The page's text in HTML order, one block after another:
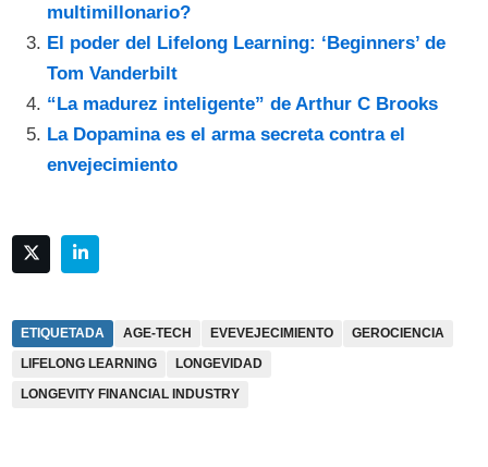
multimillonario?
El poder del Lifelong Learning: ‘Beginners’ de
Tom Vanderbilt
“La madurez inteligente” de Arthur C Brooks
La Dopamina es el arma secreta contra el
envejecimiento
ETIQUETADA AGE-TECH EVEVEJECIMIENTO
GEROCIENCIA
LIFELONG LEARNING
LONGEVIDAD
LONGEVITY FINANCIAL INDUSTRY